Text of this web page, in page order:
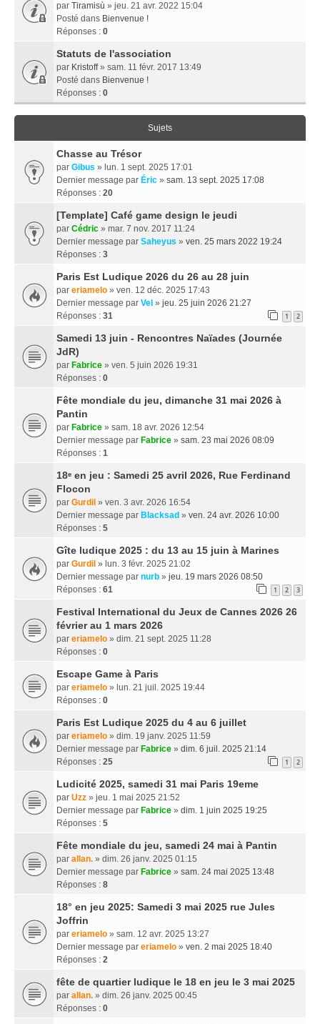
par Tiramisù » jeu. 21 avr. 2022 15:04
Posté dans Bienvenue !
Réponses : 0
Statuts de l'association
par Kristoff» sam. 11 févr. 2017 13:49
Posté dans Bienvenue !
Réponses : 0
Sujets
Chasse au Trésor
par Gibus » lun. 1 sept. 2025 17:01
Dernier message par Éric » sam. 13 sept. 2025 17:08
Réponses : 20
[Template] Café game design le jeudi
par Cédric » mar. 7 nov. 2017 11:24
Dernier message par Saheyus » ven. 25 mars 2022 19:24
Réponses : 3
Paris Est Ludique 2026 du 26 au 28 juin
par eriamelo » ven. 12 déc. 2025 17:43
Dernier message par Vel » jeu. 25 juin 2026 21:27
Réponses : 31 1 2
Samedi 13 juin - Rencontres Naïades (Journée
JdR)
par Fabrice » ven. 5 juin 2026 19:31
Réponses : 0
Fête mondiale du jeu, dimanche 31 mai 2026 à
Pantin
par Fabrice » sam. 18 avr. 2026 12:54
Dernier message par Fabrice » sam. 23 mai 2026 08:09
Réponses : 1
18ᵉ en jeu : Samedi 25 avril 2026, Rue Ferdinand
Flocon
par Gurdil » ven. 3 avr. 2026 16:54
Dernier message par Blacksad » ven. 24 avr. 2026 10:00
Réponses : 5
Gîte ludique 2025 : du 13 au 15 juin à Marines
par Gurdil » lun. 3 févr. 2025 21:02
Dernier message par nurb » jeu. 19 mars 2026 08:50
Réponses : 61 1 2 3
Festival International du Jeux de Cannes 2026 26
février au 1 mars 2026
par eriamelo » dim. 21 sept. 2025 11:28
Réponses : 0
Escape Game à Paris
par eriamelo » lun. 21 juil. 2025 19:44
Réponses : 0
Paris Est Ludique 2025 du 4 au 6 juillet
par eriamelo » dim. 19 janv. 2025 11:59
Dernier message par Fabrice » dim. 6 juil. 2025 21:14
Réponses : 25 1 2
Ludicité 2025, samedi 31 mai Paris 19eme
par Uzz » jeu. 1 mai 2025 21:52
Dernier message par Fabrice » dim. 1 juin 2025 19:25
Réponses : 5
Fête mondiale du jeu, samedi 24 mai à Pantin
par allan. » dim. 26 janv. 2025 01:15
Dernier message par Fabrice » sam. 24 mai 2025 13:48
Réponses : 8
18° en jeu 2025: Samedi 3 mai 2025 rue Jules
Joffrin
par eriamelo » sam. 12 avr. 2025 13:27
Dernier message par eriamelo » ven. 2 mai 2025 18:40
Réponses : 2
fête de quartier ludique le 18 en jeu le 3 mai 2025
par allan. » dim. 26 janv. 2025 00:45
Réponses : 0